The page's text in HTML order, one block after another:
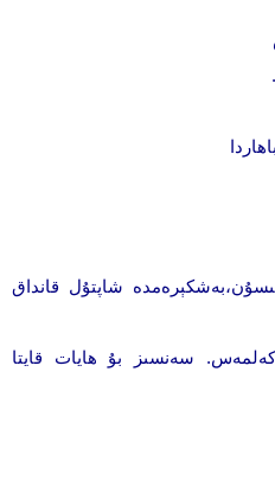
بەشكېرەمدە شاپتۇل قانداق
كەلمەس. سەنسىز بۇ ھايات قايتا